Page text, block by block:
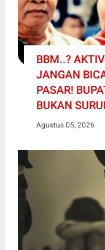
BBM..?
JANGAN
PASAR!
BUKAN
Agustus 05, 2026